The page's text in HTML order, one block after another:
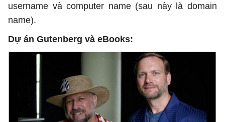
username và computer name (sau này là domain
name).
Dự án Gutenberg và eBooks: